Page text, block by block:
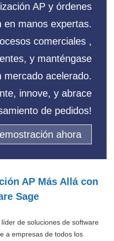
AP y órdenes
en manos expertas.
comerciales ,
y manténgase
mercado acelerado.
innove, y abrace
de pedidos!
ahora
AP Más Allá con
Sage
de soluciones de software
a empresas de todos los